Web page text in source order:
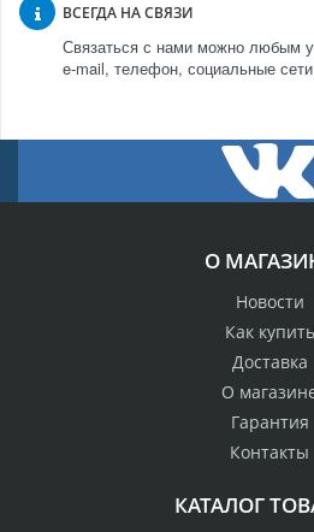
ВСЕГДА НА СВЯЗИ
Связаться с нами можно любым
e-mail, телефон, социальные
О
Новости
Как купить
Доставка
О
Гарантия
Контакты
КАТАЛОГ